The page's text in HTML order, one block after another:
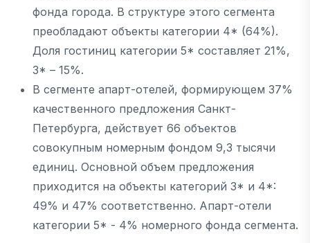
фонда города. В структуре этого сегмента
преобладают объекты категории 4* (64%).
Доля гостиниц категории 5* составляет 21%,
3* – 15%.
В сегменте апарт-отелей, формирующем 37%
качественного предложения Санкт-
Петербурга, действует 66 объектов
совокупным номерным фондом 9,3 тысячи
единиц. Основной объем предложения
приходится на объекты категорий 3* и 4*:
49% и 47% соответственно. Апарт-отели
категории 5* - 4% номерного фонда сегмента.